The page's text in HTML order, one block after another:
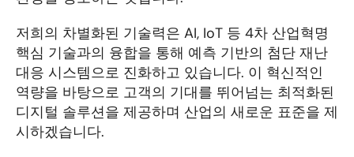
저희의 차별화된 기술력은 AI, IoT 등 4차 산업혁명
핵심 기술과의 융합을 통해 예측 기반의 첨단 재난
대응 시스템으로 진화하고 있습니다. 이 혁신적인
역량을 바탕으로 고객의 기대를 뛰어넘는 최적화된
디지털 솔루션을 제공하며 산업의 새로운 표준을 제
시하겠습니다.